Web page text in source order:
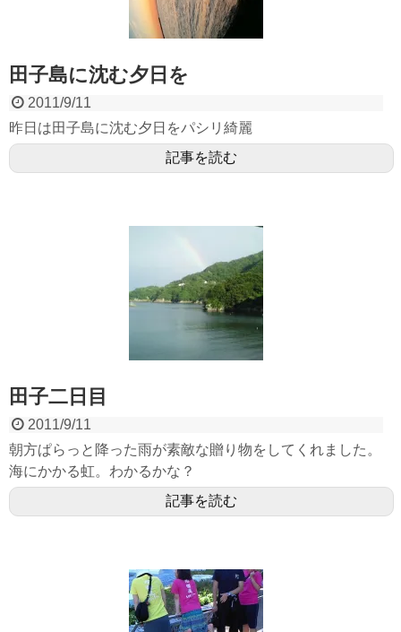
田子島に沈む夕日を
2011/9/11
昨日は田子島に沈む夕日をパシリ綺麗
記事を読む
田子二日目
2011/9/11
朝方ぱらっと降った雨が素敵な贈り物をしてくれました。
海にかかる虹。わかるかな？
記事を読む